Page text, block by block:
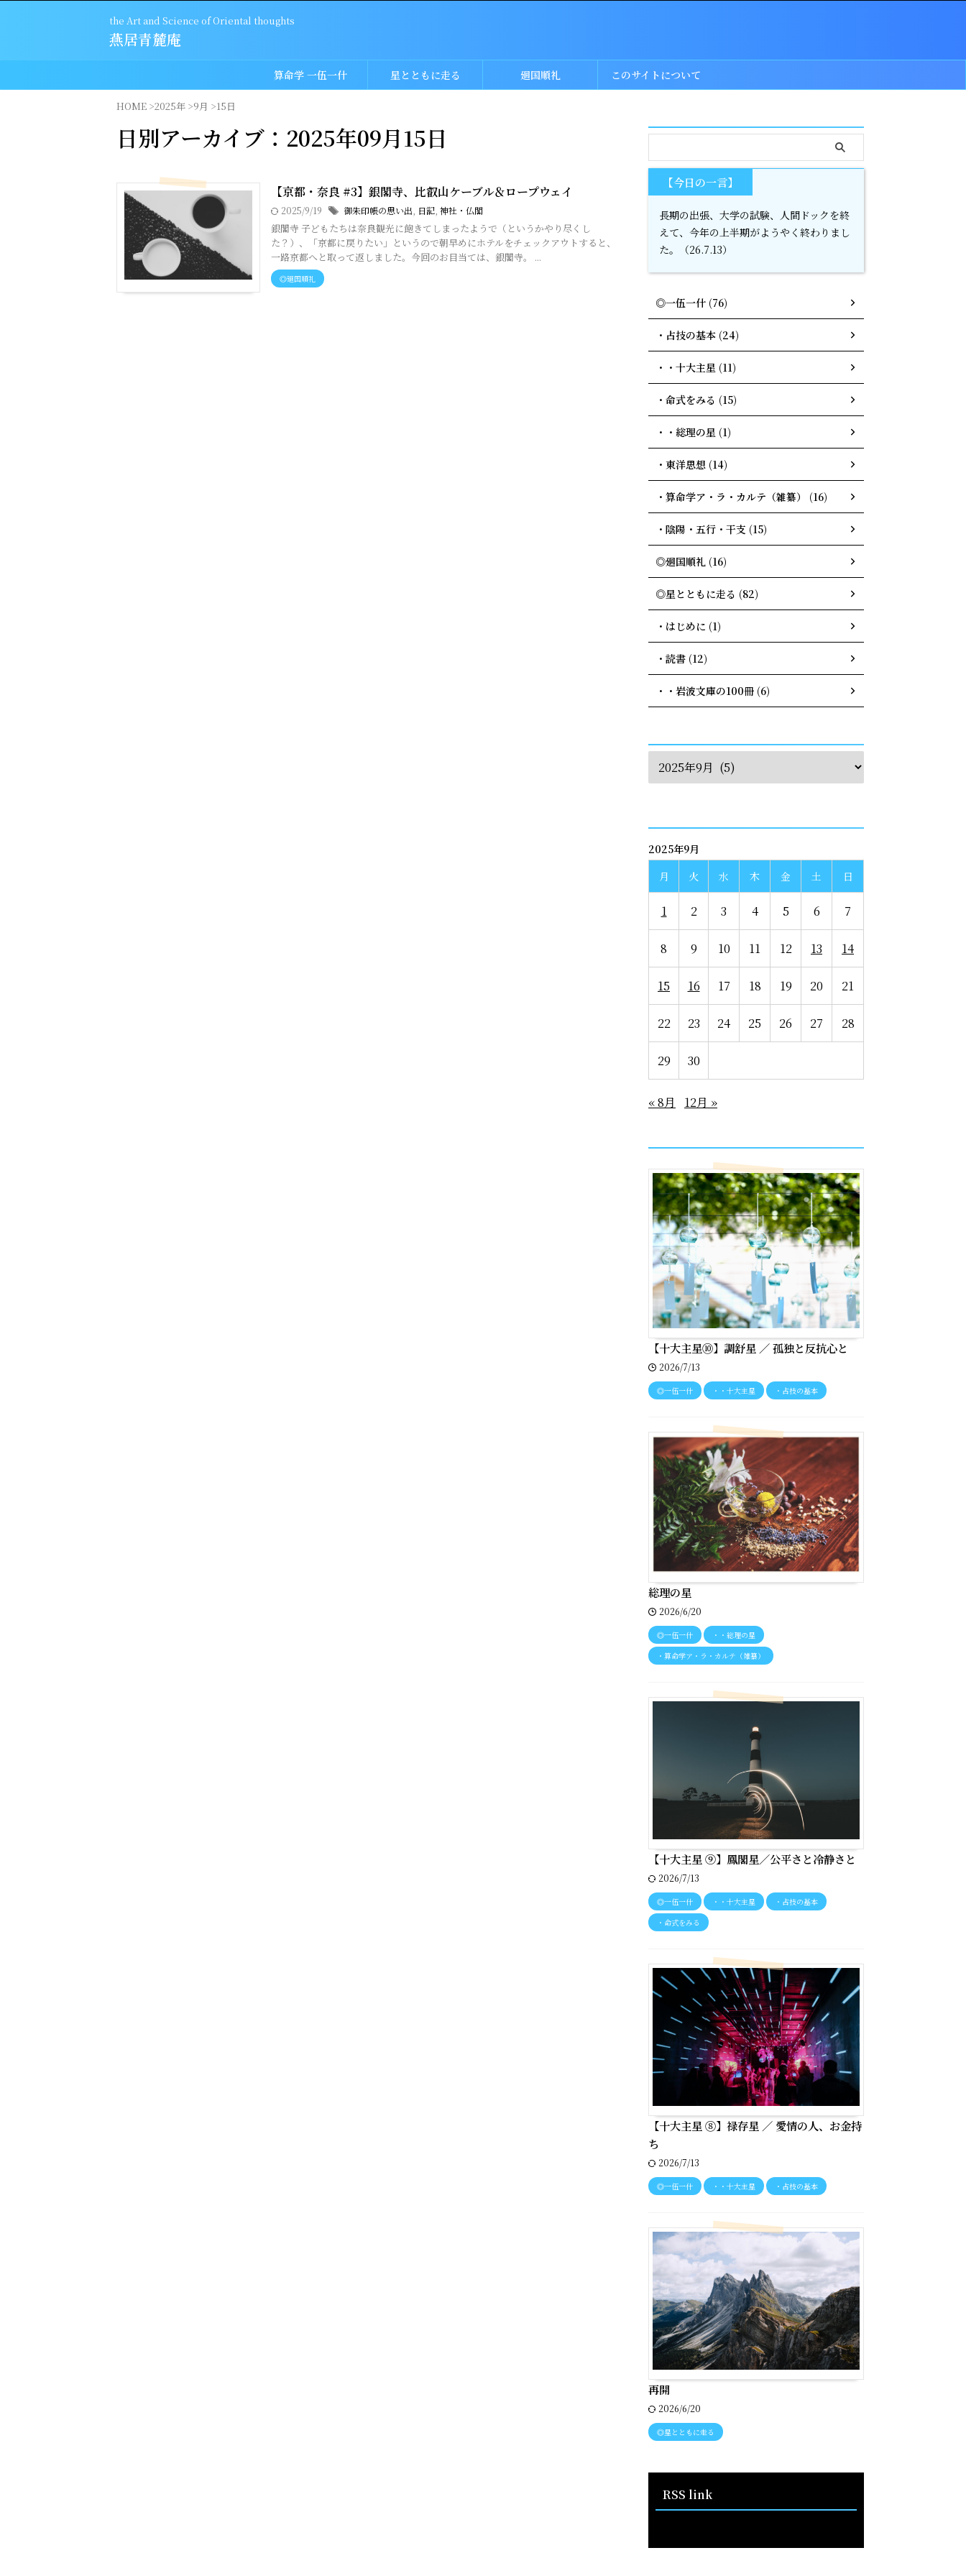
the Art and Science of Oriental thoughts
燕居青麓庵
算命学 一伍一什 星とともに走る 廻国順礼 このサイトについて
HOME >2025年 >9月 >15日
日別アーカイブ：2025年09月15日
【京都・奈良 #3】銀閣寺、比叡山ケーブル＆ロープウェイ
2025/9/19 御朱印帳の思い出 日記 神社・仏閣
銀閣寺 子どもたちは奈良観光に飽きてしまったようで（というかやり尽くし
た？）、「京都に戻りたい」というので朝早めにホテルをチェックアウトすると、
一路京都へと取って返しました。今回のお目当ては、銀閣寺。 ...
◎廻国順礼
【今日の一言】
長期の出張、大学の試験、人間ドックを終
えて、今年の上半期がようやく終わりまし
た。（26.7.13）
◎一伍一什 (76)
・占技の基本 (24)
・・十大主星 (11)
・命式をみる (15)
・・総理の星 (1)
・東洋思想 (14)
・算命学ア・ラ・カルテ（雑纂） (16)
・陰陽・五行・干支 (15)
◎廻国順礼 (16)
◎星とともに走る (82)
・はじめに (1)
・読書 (12)
・・岩波文庫の100冊 (6)
2025年9月
月
火 水 木 金 土 日
1 2 3 4 5 6 7
8 9 10 11 12 13 14
15 16 17 18 19 20 21
22 23 24 25 26 27 28
29 30
« 8月 12月 »
【十大主星⑩】調舒星 ／ 孤独と反抗心と
2026/7/13
◎一伍一什 ・・十大主星 ・占技の基本
総理の星
2026/6/20
◎一伍一什
・・総理の星
・算命学ア・ラ・カルテ（雑纂）
【十大主星 ⑨】鳳閣星／公平さと冷静さと
2026/7/13
◎一伍一什 ・・十大主星
・占技の基本
・命式をみる
【十大主星 ⑧】禄存星 ／ 愛情の人、お金持
ち
2026/7/13
◎一伍一什 ・・十大主星 ・占技の基本
再開
2026/6/20
◎星とともに走る
RSS link